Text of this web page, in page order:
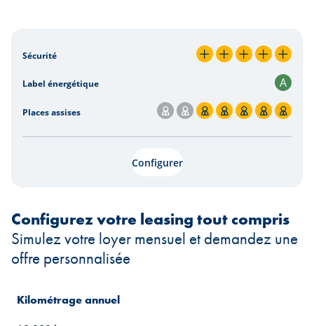
Sécurité 5 / 5
Label énergétique A
Places assises 5 / 7
Configurer
Configurez votre leasing tout compris
Simulez votre loyer mensuel et demandez une
offre personnalisée
Kilométrage annuel